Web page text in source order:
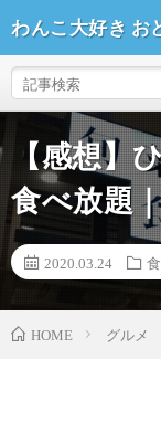
わんこ大好き お
【感想】
食べ放題
2020.03.24
HOME グルメ